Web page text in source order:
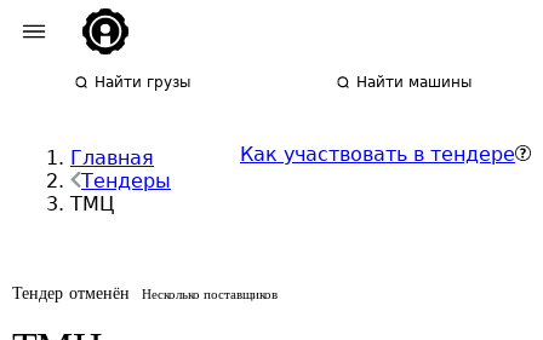
Найти грузы Найти машины
Главная
Тендеры
ТМЦ
Как участвовать в тендере
Тендер отменён Несколько поставщиков